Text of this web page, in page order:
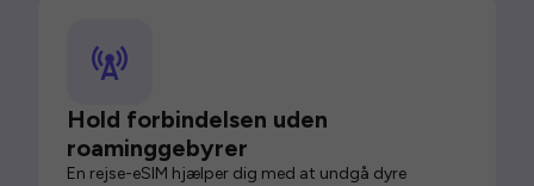
Hold forbindelsen uden
roaminggebyrer
En rejse-eSIM hjælper dig med at undgå dyre